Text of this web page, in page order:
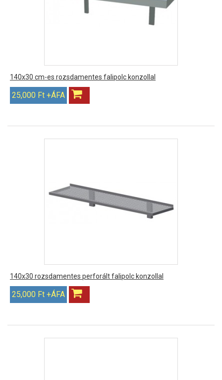
140x30 cm-es rozsdamentes falipolc konzollal
25,000 Ft +ÁFA
140x30 rozsdamentes perforált falipolc konzollal
25,000 Ft +ÁFA